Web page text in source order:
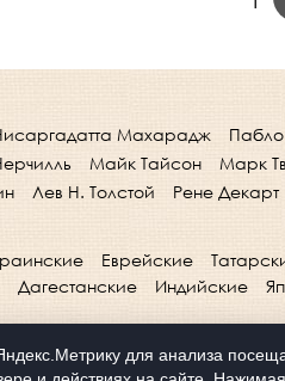
Махарадж
Майк Тайсон Марк
Лев Н. Толстой Рене Декарт
Еврейские
Дагестанские Индийские
для анализа